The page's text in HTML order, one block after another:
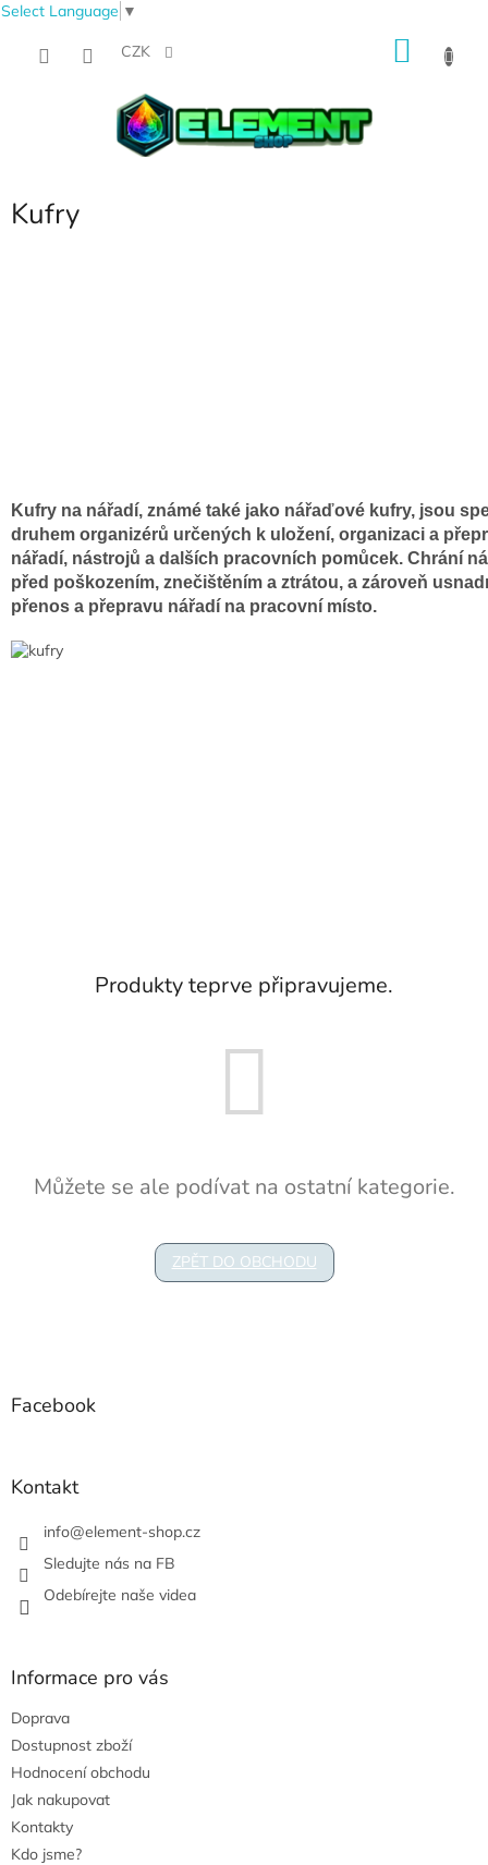
Select Language ▼
CZK
Kufry
Kufry na nářadí, známé také jako nářaďové kufry, jsou
druhem organizérů určených k uložení, organizaci a
nářadí, nástrojů a dalších pracovních pomůcek. Chrání
před poškozením, znečištěním a ztrátou, a zároveň
přenos a přepravu nářadí na pracovní místo.
Produkty teprve připravujeme.
Můžete se ale podívat na ostatní kategorie.
ZPĚT DO OBCHODU
Facebook
Kontakt
info@element-shop.cz
Sledujte nás na FB
Odebírejte naše videa
Informace pro vás
Doprava
Dostupnost zboží
Hodnocení obchodu
Jak nakupovat
Kontakty
Kdo jsme?